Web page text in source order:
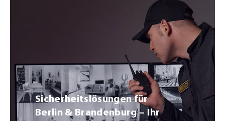
Sicherheitslösungen für
Berlin & Brandenburg – Ihr